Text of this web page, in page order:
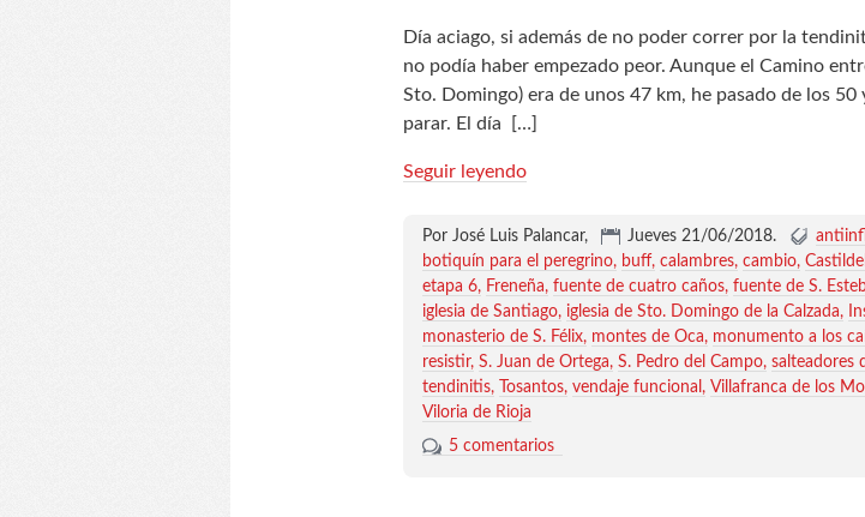
Día aciago, si además de no poder correr por la
no podía haber empezado peor. Aunque el Camino
Sto. Domingo) era de unos 47 km, he pasado de los
parar. El día
[…]
Seguir leyendo
Por José Luis Palancar, Jueves 21/06/2018.
botiquín para el peregrino
buff calambres cambio
etapa 6
Freneña fuente de cuatro caños fuente de S.
iglesia de Santiago iglesia de Sto. Domingo de la Calzada
monasterio de S. Félix montes de Oca monumento a los
resistir S. Juan de Ortega S. Pedro del Campo salteadores
tendinitis
Tosantos vendaje funcional Villafranca de los
Viloria de Rioja
5 comentarios